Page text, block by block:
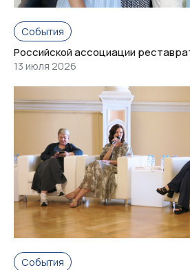
События
Российской ассоциации
13 июля 2026
События